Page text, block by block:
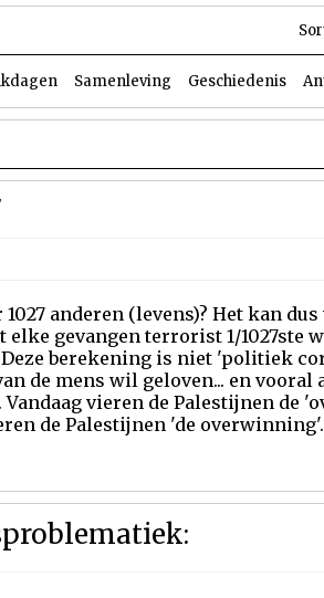
Samenleving Geschiedenis
1027 anderen (levens)? Het kan
elke gevangen terrorist 1/1027ste
berekening is niet 'politiek
de mens wil geloven... en vooral
Vandaag vieren de Palestijnen de
de Palestijnen 'de
